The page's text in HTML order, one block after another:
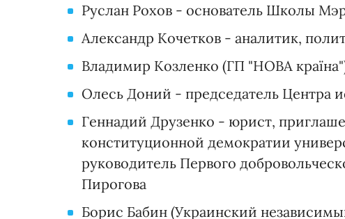
Руслан Рохов - основатель Школы
Александр Кочетков - аналитик,
Владимир Козленко (ГП "НОВА
Олесь Доний - председатель Центра
Геннадий Друзенко - юрист,
конституционной демократии
руководитель Первого
Пирогова
Борис Бабин (Украинский